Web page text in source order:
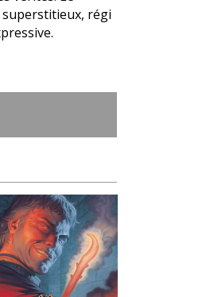
régi